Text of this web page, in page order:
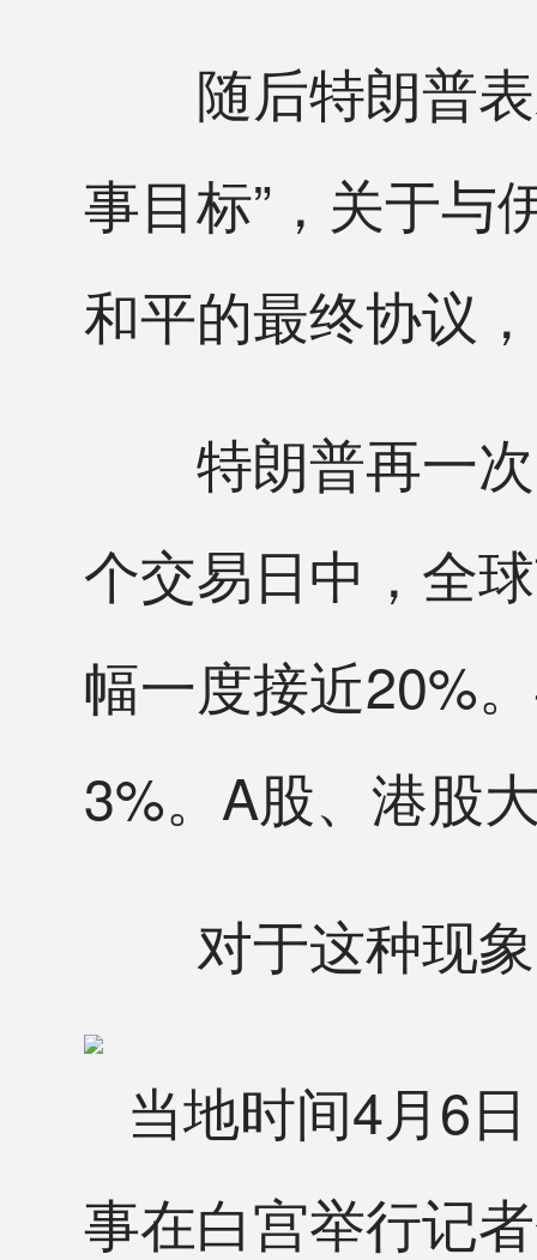
随后特朗普表
事目标”，关于与
和平的最终协议
特朗普再一次
个交易日中，全
幅一度接近20%
3%。A股、港股
对于这种现象
当地时间4月6
事在白宫举行记